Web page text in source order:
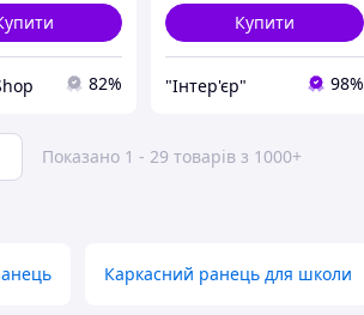
82%
Купити
"Інтер'єр" 98%
Показано 1 - 29 товарів з 1000+
Каркасний ранець для школи